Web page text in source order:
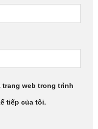
trang web trong trình
tiếp của tôi.